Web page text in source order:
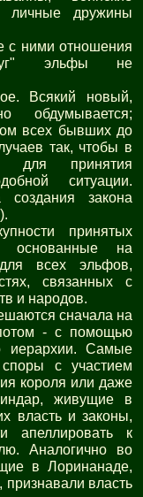
личные дружины
с ними отношения
эльфы не
Всякий новый,
обдумывается;
всех бывших до
так, чтобы в
для принятия
ситуации.
создания закона
принятых
основанные на
всех эльфов,
связанных с
и народов.
сначала на
- с помощью
иерархии. Самые
с участием
короля или даже
живущие в
власть и законы,
апеллировать к
Аналогично во
в Лоринанаде,
признавали власть